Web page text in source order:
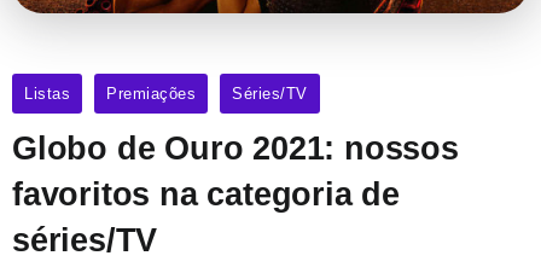
Listas Premiações Séries/TV
Globo de Ouro 2021: nossos
favoritos na categoria de
séries/TV